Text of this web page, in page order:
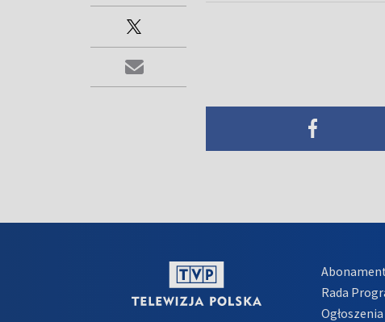
Rada